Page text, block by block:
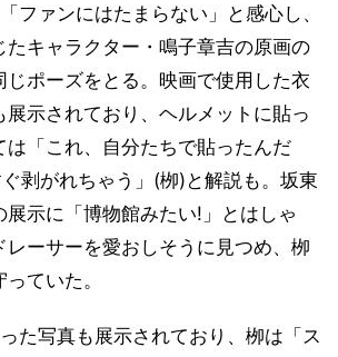
ファンにはたまらない」と感心し、
たキャラクター・鳴子章吉の原画の
じポーズをとる。映画で使用した衣
示されており、ヘルメットに貼っ
は「これ、自分たちで貼ったんだ
剥がれちゃう」(栁)と解説も。坂東
展示に「博物館みたい!」とはしゃ
レーサーを愛おしそうに見つめ、栁
ていた。
た写真も展示されており、栁は「ス